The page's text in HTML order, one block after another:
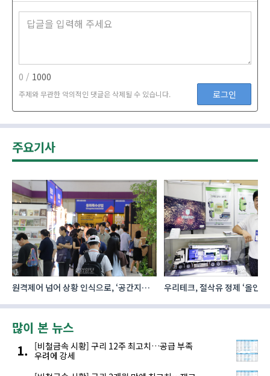
0 / 1000
주제와 무관한 악의적인 댓글은 삭제될 수 있습니다. 로그인
주요기사
원격제어 넘어 상황 인식으로, ‘공간지능’
우리테크, 절삭유 정제 ‘올인
많이 본 뉴스
[비철금속 시황] 구리 12주 최고치…공급 부족
우려에 강세